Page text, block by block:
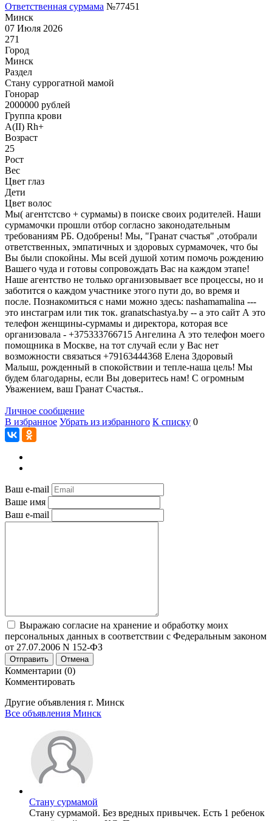
Ответственная сурмама №77451
Минск
07 Июля 2026
271
Город
Минск
Раздел
Cтану суррогатной мамой
Гонoрар
2000000 рублей
Группа крови
A(II) Rh+
Возраст
25
Рост
Вес
Цвет глаз
Дети
Цвет волос
Мы( агентстсво + сурмамы) в поиске своих родителей. Наши
сурмамочки прошли отбор согласно законодательным
требованиям РБ. Одобрены! Мы, "Гранат счастья" ,отобрали
ответственных, эмпатичных и здоровых сурмамочек, что бы
Вы были спокойны. Мы всей душой хотим помочь рождению
Вашего чуда и готовы сопровождать Вас на каждом этапе!
Наше агентство не только организовывает все процессы, но и
заботится о каждом участнике этого пути до, во время и
после. Познакомиться с нами можно здесь: nashamamalina ---
это инстаграм или тик ток. granatschastya.by -- а это сайт А это
телефон женщины-сурмамы и директора, которая все
организовала - +375333766715 Ангелина А это телефон моего
помощника в Москве, на тот случай если у Вас нет
возможности связаться +79163444368 Елена Здоровый
Малыш, рожденный в спокойствии и тепле-наша цель! Мы
будем благодарны, если Вы доверитесь нам! С огромным
Уважением, ваш Гранат Счастья..
Личное сообщение
В избранное Убрать из избранного К списку 0
Ваш e-mail
Ваше имя
Ваш e-mail
Выражаю согласие на хранение и обработку моих
персональных данных в соответствии с Федеральным законом
от 27.07.2006 N 152-ФЗ
Отправить Отмена
Комментарии (0)
Комментировать
Другие объявления г. Минск
Все объявления Минск
Стану сурмамой
Стану сурмамой. Без вредных привычек. Есть 1 ребенок